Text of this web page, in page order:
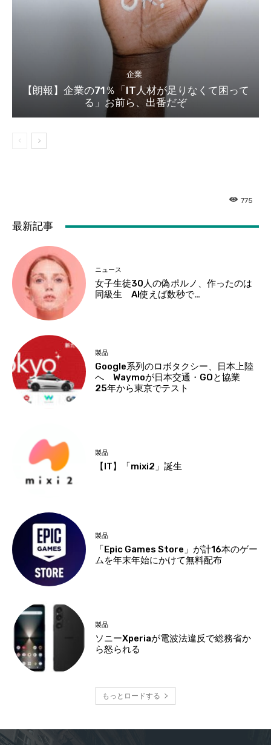
企業
【朗報】企業の71％「IT人材が足りなくて困って
る」お前ら、出番だぞ
775
最新記事
ニュース
女子生徒30人の偽ポルノ、作ったのは
同級生 AI使えば数秒で…
製品
Google系列のロボタクシー、日本上陸
へ Waymoが日本交通・GOと協業
25年から東京でテスト
製品
【IT】「mixi2」誕生
製品
「Epic Games Store」が計16本のゲー
ムを年末年始にかけて無料配布
製品
ソニーXperiaが電波法違反で総務省か
ら怒られる
もっとロードする